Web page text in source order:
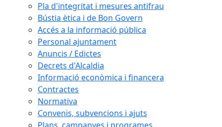
Pla d'integritat i mesures antifrau
Bústia ètica i de Bon Govern
Accés a la informació pública
Personal ajuntament
Anuncis / Edictes
Decrets d'Alcaldia
Informació econòmica i financera
Contractes
Normativa
Convenis, subvencions i ajuts